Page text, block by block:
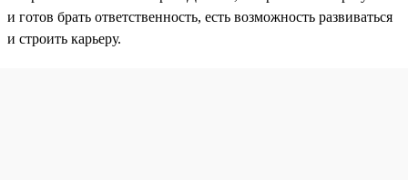
и готов брать ответственность, есть возможность развиваться
и строить карьеру.